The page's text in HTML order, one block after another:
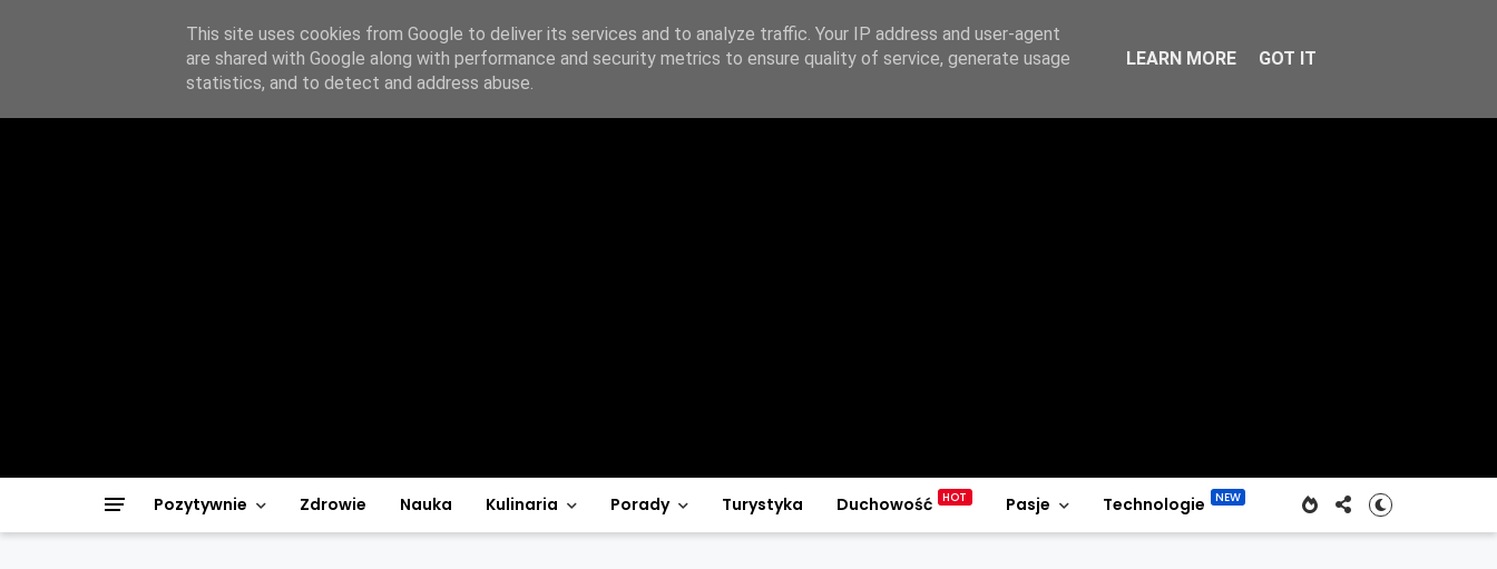
Z notatnika O MNIE PODAJ DALEJ ŹRÓDŁA KONTAKT
Pozytywnie Zdrowie Nauka Kulinaria Porady Turystyka Duchowość Pasje Technologie
This site uses cookies from Google to deliver its services and to analyze traffic. Your IP address and user-agent
are shared with Google along with performance and security metrics to ensure quality of service, generate usage
statistics, and to detect and address abuse.
LEARN MORE GOT IT